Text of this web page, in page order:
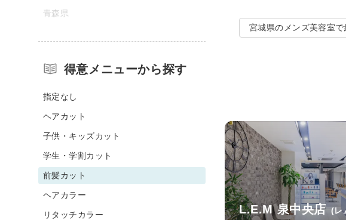
宮城県のメンズ美容室
L.E.M 泉中央店 (レ
青森県
得意メニューから探す
指定なし
ヘアカット
子供・キッズカット
学生・学割カット
前髪カット
ヘアカラー
リタッチカラー